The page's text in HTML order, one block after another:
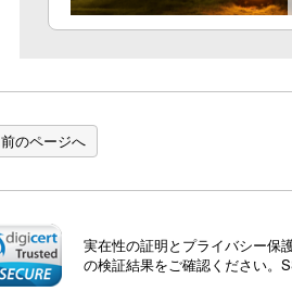
前のページへ
実在性の証明とプライバシー保
の検証結果をご確認ください。